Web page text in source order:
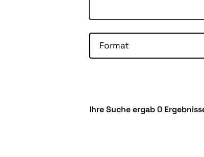
Format
Ihre Suche ergab 0